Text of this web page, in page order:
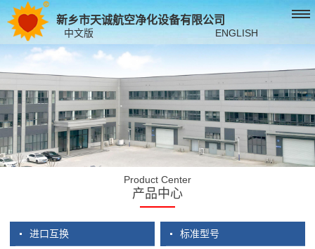
新乡市天诚航空净化设备有限公司
中文版 ENGLISH
Product Center
产品中心
进口互换 标准型号